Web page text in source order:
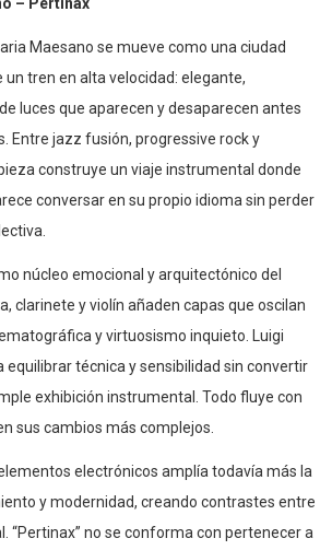
Maesano se mueve como una ciudad
tren en alta velocidad: elegante,
luces que aparecen y desaparecen antes
Entre jazz fusión, progressive rock y
construye un viaje instrumental donde
conversar en su propio idioma sin perder
núcleo emocional y arquitectónico del
clarinete y violín añaden capas que oscilan
y virtuosismo inquieto. Luigi
equilibrar técnica y sensibilidad sin convertir
exhibición instrumental. Todo fluye con
sus cambios más complejos.
electrónicos amplía todavía más la
y modernidad, creando contrastes entre
“Pertinax” no se conforma con pertenecer a